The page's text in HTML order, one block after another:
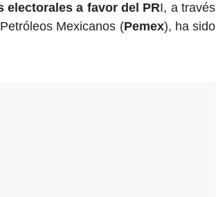
electorales a favor del PRI, a través
Mexicanos (Pemex), ha sido